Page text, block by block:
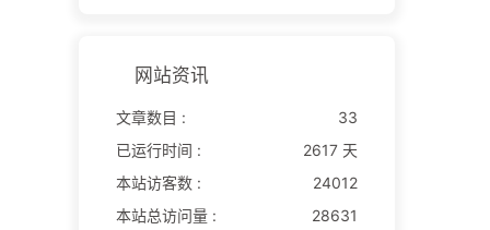
网站资讯
文章数目 :
33
已运行时间 :
2617 天
本站访客数 :
24012
本站总访问量 :
28631